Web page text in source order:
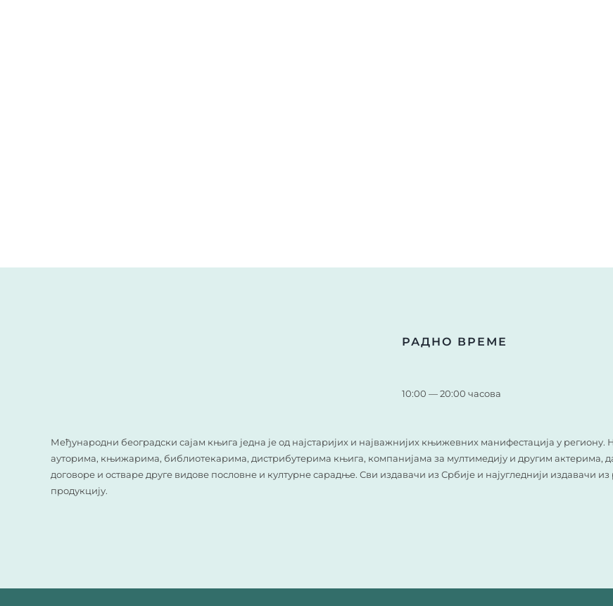
РАДНО ВРЕМЕ
10:00 — 20:00 часова
Међународни београдски сајам књига једна је од најстаријих и најважнијих књижевних манифестација у
ауторима, књижарима, библиотекарима, дистрибутерима књига, компанијама за мултимедију и другим актерима,
договоре и остваре друге видове пословне и културне сарадње. Сви издавачи из Србије и најугледнији издавачи
продукцију.